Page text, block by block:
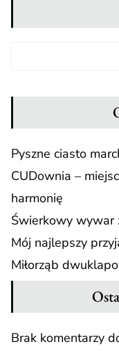
Pyszne ciasto
CUDownia –
harmonię
Świerkowy wywar
Mój najlepszy
Miłorząb
Brak komentarzy